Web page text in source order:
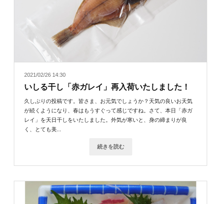
いしる干し「赤ガレイ」再入荷いたしました！
2021/02/26 14:30
久しぶりの投稿です。皆さま、お元気でしょうか？天気の良いお天気
が続くようになり、春はもうすぐって感じですね。さて、本日「赤ガ
レイ」を天日干しをいたしました。外気が寒いと、身の締まりが良
く、とても美...
続きを読む